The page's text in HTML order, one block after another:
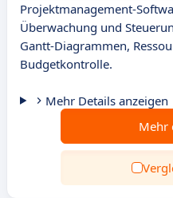
Projektmanagement-
Überwachung und
Gantt-Diagrammen,
Budgetkontrolle.
Mehr Details anzeigen
Mehr